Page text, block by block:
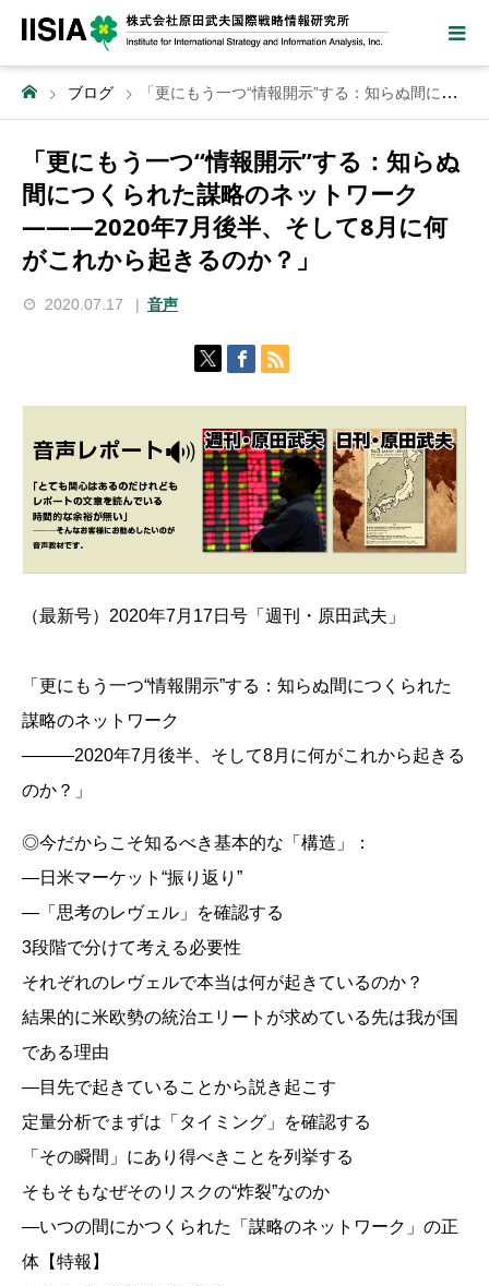
ブログ 「更にもう一つ“情報開示”する：知らぬ間につくられた謀略のネットワーク ―――2020年7月後半、そして8月に何がこれから起きるのか？」
「更にもう一つ“情報開示”する：知らぬ
間につくられた謀略のネットワーク
―――2020年7月後半、そして8月に何
がこれから起きるのか？」
2020.07.17 音声
（最新号）2020年7月17日号「週刊・原田武夫」
「更にもう一つ“情報開示”する：知らぬ間につくられた
謀略のネットワーク
―――2020年7月後半、そして8月に何がこれから起きる
のか？」
◎今だからこそ知るべき基本的な「構造」：
―日米マーケット“振り返り”
―「思考のレヴェル」を確認する
3段階で分けて考える必要性
それぞれのレヴェルで本当は何が起きているのか？
結果的に米欧勢の統治エリートが求めている先は我が国
である理由
―目先で起きていることから説き起こす
定量分析でまずは「タイミング」を確認する
「その瞬間」にあり得べきことを列挙する
そもそもなぜそのリスクの“炸裂”なのか
―いつの間にかつくられた「謀略のネットワーク」の正
体【特報】